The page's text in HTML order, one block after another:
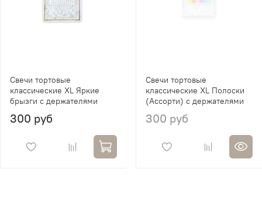
Свечи тортовые
классические XL Яркие
брызги с держателями
300 руб
Свечи тортовые
классические XL Полоски
(Ассорти) с держателями
300 руб